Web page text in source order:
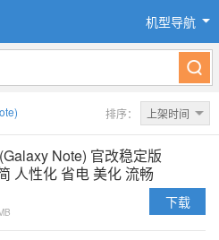
机型导航
排序： 上架时间
Note) 官改稳定版
人性化 省电 美化 流畅
下载